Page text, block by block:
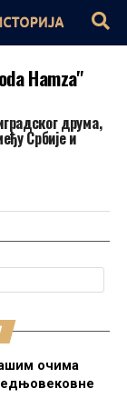
Hamza"
друма,
Србије и
очима